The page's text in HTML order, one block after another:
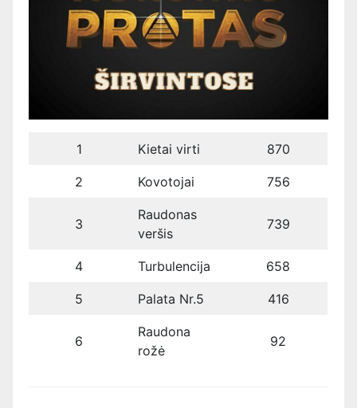
1 Kietai virti 870
2 Kovotojai 756
3
Raudonas
veršis
739
4 Turbulencija 658
5 Palata Nr.5 416
6
Raudona
rožė
92